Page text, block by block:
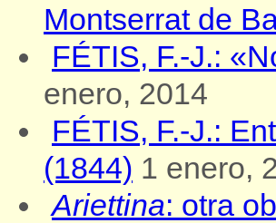
Montserrat de
FÉTIS, F.-J.:
enero, 2014
FÉTIS, F.-J.:
(1844) 1 enero,
Ariettina: otra